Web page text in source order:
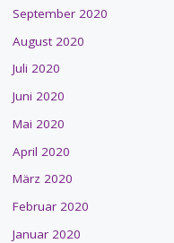
September 2020
August 2020
Juli 2020
Juni 2020
Mai 2020
April 2020
März 2020
Februar 2020
Januar 2020